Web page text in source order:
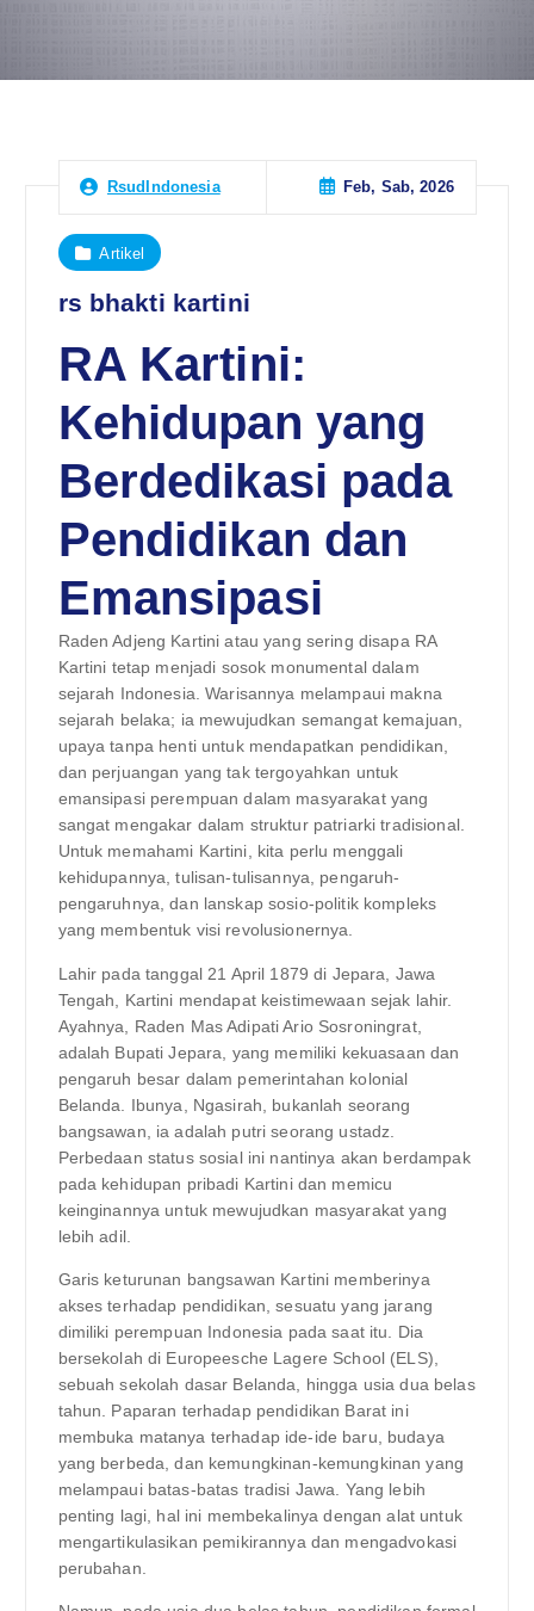
RsudIndonesia Feb, Sab, 2026
Artikel
rs bhakti kartini
RA Kartini:
Kehidupan yang
Berdedikasi pada
Pendidikan dan
Emansipasi
Raden Adjeng Kartini atau yang sering disapa RA
Kartini tetap menjadi sosok monumental dalam
sejarah Indonesia. Warisannya melampaui makna
sejarah belaka; ia mewujudkan semangat kemajuan,
upaya tanpa henti untuk mendapatkan pendidikan,
dan perjuangan yang tak tergoyahkan untuk
emansipasi perempuan dalam masyarakat yang
sangat mengakar dalam struktur patriarki tradisional.
Untuk memahami Kartini, kita perlu menggali
kehidupannya, tulisan-tulisannya, pengaruh-
pengaruhnya, dan lanskap sosio-politik kompleks
yang membentuk visi revolusionernya.
Lahir pada tanggal 21 April 1879 di Jepara, Jawa
Tengah, Kartini mendapat keistimewaan sejak lahir.
Ayahnya, Raden Mas Adipati Ario Sosroningrat,
adalah Bupati Jepara, yang memiliki kekuasaan dan
pengaruh besar dalam pemerintahan kolonial
Belanda. Ibunya, Ngasirah, bukanlah seorang
bangsawan, ia adalah putri seorang ustadz.
Perbedaan status sosial ini nantinya akan berdampak
pada kehidupan pribadi Kartini dan memicu
keinginannya untuk mewujudkan masyarakat yang
lebih adil.
Garis keturunan bangsawan Kartini memberinya
akses terhadap pendidikan, sesuatu yang jarang
dimiliki perempuan Indonesia pada saat itu. Dia
bersekolah di Europeesche Lagere School (ELS),
sebuah sekolah dasar Belanda, hingga usia dua belas
tahun. Paparan terhadap pendidikan Barat ini
membuka matanya terhadap ide-ide baru, budaya
yang berbeda, dan kemungkinan-kemungkinan yang
melampaui batas-batas tradisi Jawa. Yang lebih
penting lagi, hal ini membekalinya dengan alat untuk
mengartikulasikan pemikirannya dan mengadvokasi
perubahan.